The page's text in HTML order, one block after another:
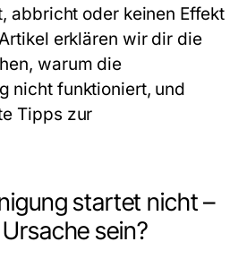
abbricht oder keinen Effekt
erklären wir dir die
warum die
nicht funktioniert, und
Tipps zur
startet nicht –
sein?